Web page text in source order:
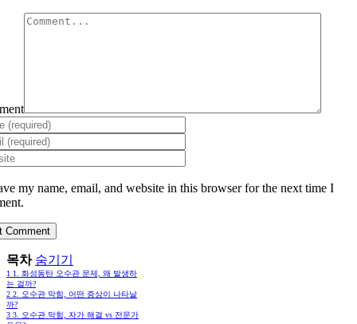
my name, email, and website in this browser for the next time I
목차 숨기기
1 1. 화성동탄 오수관 문제, 왜 발생하
는 걸까?
2 2. 오수관 막힘, 어떤 증상이 나타날
까?
3 3. 오수관 막힘, 자가 해결 vs 전문가